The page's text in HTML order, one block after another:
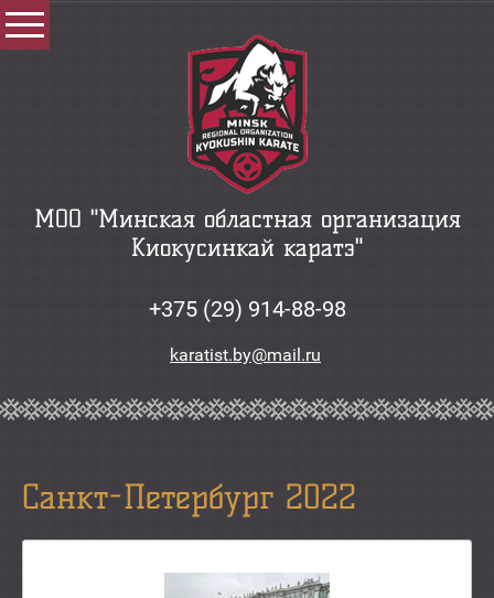
МОО "Минская областная организация
Киокусинкай каратэ"
+375 (29) 914-88-98
karatist.by@mail.ru
Санкт-Петербург 2022